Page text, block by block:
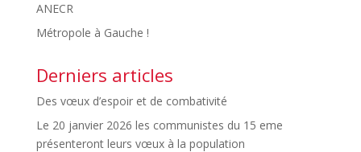
ANECR
Métropole à Gauche !
Derniers articles
Des vœux d’espoir et de combativité
Le 20 janvier 2026 les communistes du 15 eme
présenteront leurs vœux à la population